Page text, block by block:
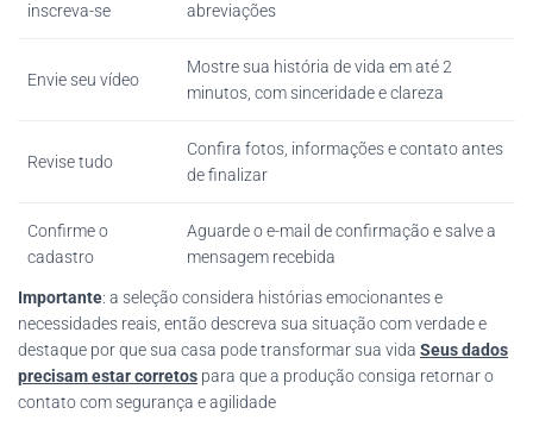
inscreva-se
abreviações
Envie seu vídeo
Mostre sua história de vida em até 2
minutos, com sinceridade e clareza
Revise tudo
Confira fotos, informações e contato antes
de finalizar
Confirme o
cadastro
Aguarde o e-mail de confirmação e salve a
mensagem recebida
Importante: a seleção considera histórias emocionantes e
necessidades reais, então descreva sua situação com verdade e
destaque por que sua casa pode transformar sua vida Seus dados
precisam estar corretos para que a produção consiga retornar o
contato com segurança e agilidade